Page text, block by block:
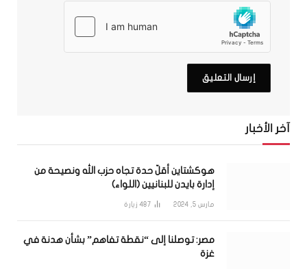
آخر الأخبار
هوكشتاين أقلّ حدة تجاه حزب الله ونصيحة من
إدارة بايدن للبنانيين (اللواء)
مارس 5, 2024 487 زيارة
مصر: توصلنا إلى “نقطة تفاهم” بشأن هدنة في
غزة